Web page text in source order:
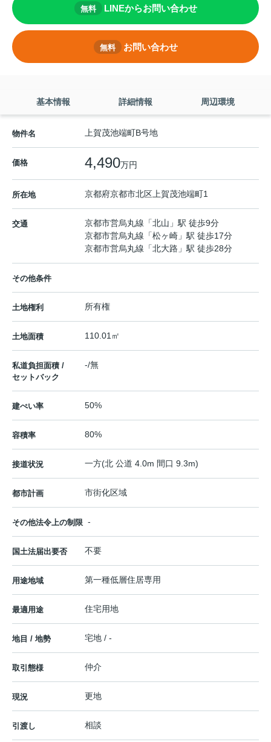
無料 LINEからお問い合わせ
無料 お問い合わせ
基本情報 詳細情報 周辺環境
物件名 上賀茂池端町B号地
価格 4,490万円
所在地 京都府京都市北区 上賀茂池端町1
交通 京都市営烏丸線 「北山 」駅 徒歩9分
京都市営烏丸線 「松ヶ崎 」駅 徒歩17分
京都市営烏丸線 「北大路 」駅 徒歩28分
その他条件
土地権利 所有権
土地面積 110.01㎡
私道負担面積 /
セットバック
-/無
建ぺい率 50%
容積率 80%
接道状況 一方(北 公道 4.0m 間口 9.3m)
都市計画 市街化区域
その他法令上の制限 -
国土法届出要否 不要
用途地域 第一種低層住居専用
最適用途 住宅用地
地目 / 地勢 宅地 / -
取引態様 仲介
現況 更地
引渡し 相談